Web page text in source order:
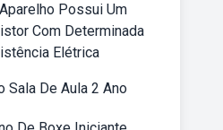
Possui Um
Com Determinada
Elétrica
Sala De Aula 2 Ano